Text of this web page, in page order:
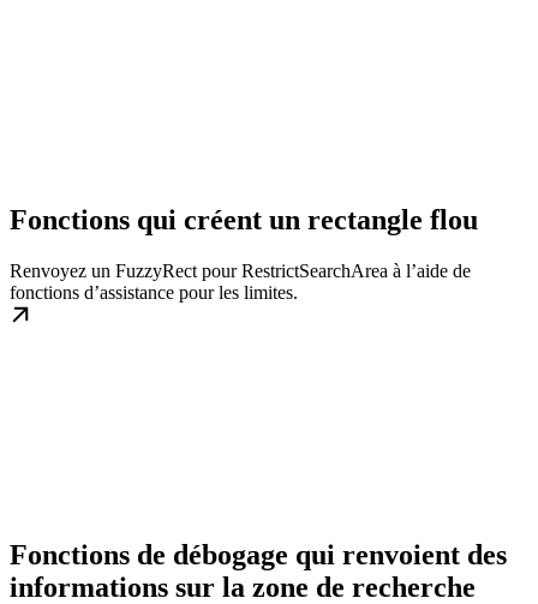
Fonctions qui créent un rectangle flou
Renvoyez un FuzzyRect pour RestrictSearchArea à l’aide de
fonctions d’assistance pour les limites.
Fonctions de débogage qui renvoient des
informations sur la zone de recherche